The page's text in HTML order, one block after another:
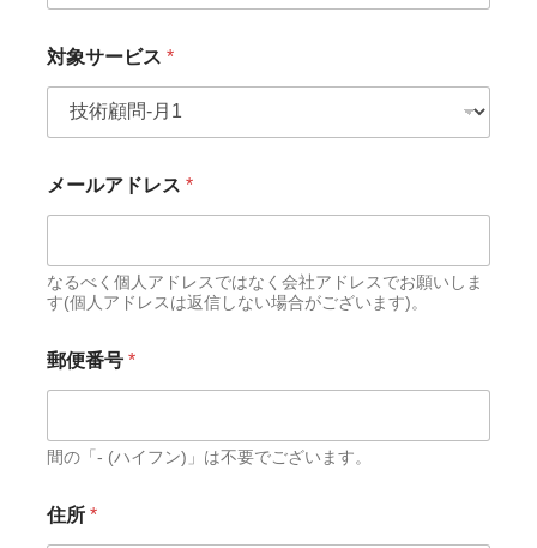
対象サービス *
所
郵
号
お
し
込
み
メールアドレス *
なるべく個人アドレスではなく会社アドレスでお願いしま
す(個人アドレスは返信しない場合がございます)。
郵便番号 *
間の「- (ハイフン)」は不要でございます。
住所 *